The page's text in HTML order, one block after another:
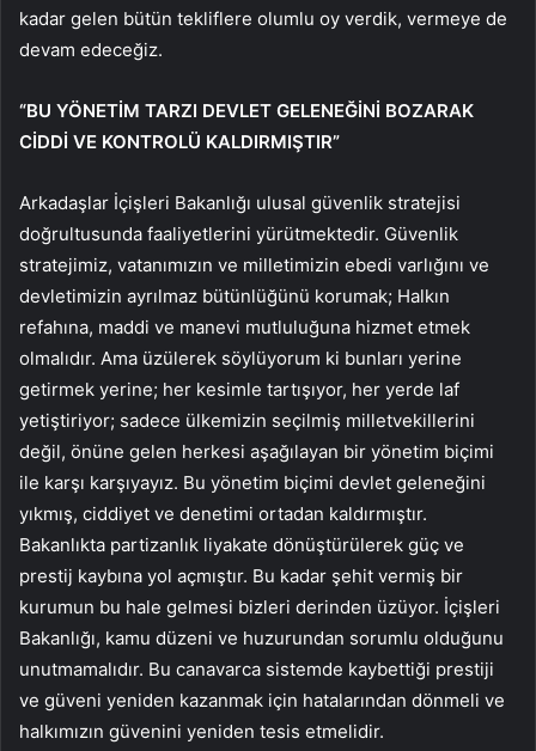
kadar gelen bütün tekliflere olumlu oy verdik, vermeye de
devam edeceğiz.
“BU YÖNETİM TARZI DEVLET GELENEĞİNİ BOZARAK
CİDDİ VE KONTROLÜ KALDIRMIŞTIR”
Arkadaşlar İçişleri Bakanlığı ulusal güvenlik stratejisi
doğrultusunda faaliyetlerini yürütmektedir. Güvenlik
stratejimiz, vatanımızın ve milletimizin ebedi varlığını ve
devletimizin ayrılmaz bütünlüğünü korumak; Halkın
refahına, maddi ve manevi mutluluğuna hizmet etmek
olmalıdır. Ama üzülerek söylüyorum ki bunları yerine
getirmek yerine; her kesimle tartışıyor, her yerde laf
yetiştiriyor; sadece ülkemizin seçilmiş milletvekillerini
değil, önüne gelen herkesi aşağılayan bir yönetim biçimi
ile karşı karşıyayız. Bu yönetim biçimi devlet geleneğini
yıkmış, ciddiyet ve denetimi ortadan kaldırmıştır.
Bakanlıkta partizanlık liyakate dönüştürülerek güç ve
prestij kaybına yol açmıştır. Bu kadar şehit vermiş bir
kurumun bu hale gelmesi bizleri derinden üzüyor. İçişleri
Bakanlığı, kamu düzeni ve huzurundan sorumlu olduğunu
unutmamalıdır. Bu canavarca sistemde kaybettiği prestiji
ve güveni yeniden kazanmak için hatalarından dönmeli ve
halkımızın güvenini yeniden tesis etmelidir.